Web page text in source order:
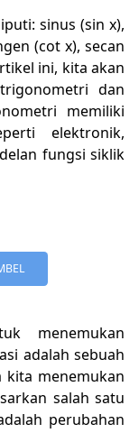
sinus (sin x),
(cot x), secan
ini, kita akan
dan
memiliki
elektronik,
fungsi siklik
menemukan
adalah sebuah
kita menemukan
salah satu
perubahan